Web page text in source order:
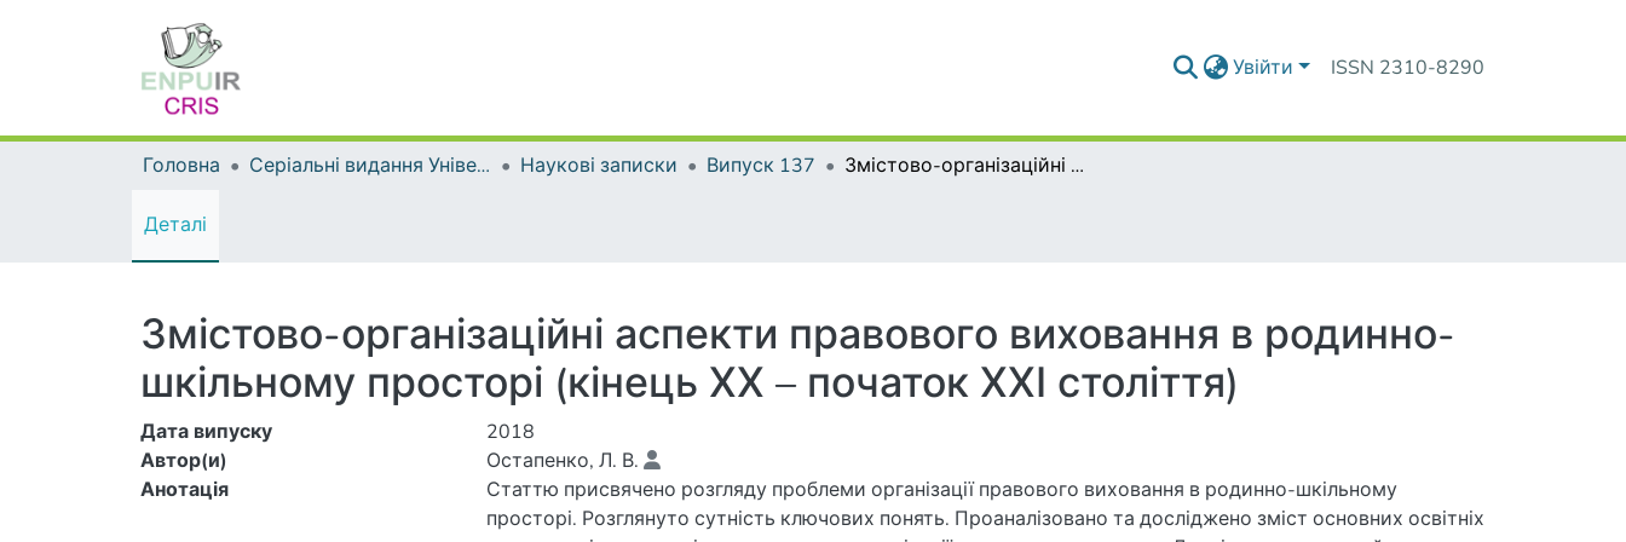
Увійти ISSN 2310-8290
Головна Серіальні видання Університету Наукові записки Випуск 137 Змістово-організаційні аспекти правового виховання в родинно-шкільному просторі (кінець ХХ – початок ХХІ століття)
Деталі
Змістово-організаційні аспекти правового виховання в родинно-
шкільному просторі (кінець ХХ – початок ХХІ століття)
Дата випуску
2018
Автор(и)
Остапенко, Л. В.
Анотація
Статтю присвячено розгляду проблеми організації правового виховання в родинно-шкільному
просторі. Розглянуто сутність ключових понять. Проаналізовано та досліджено зміст основних освітніх